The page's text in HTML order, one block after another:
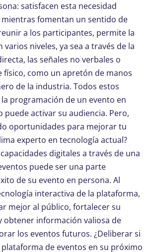
satisfacen esta necesidad
fomentan un sentido de
a los participantes, permite la
niveles, ya sea a través de la
las señales no verbales o
físico, como un apretón de manos
de la industria. Todos estos
programación de un evento en
puede activar su audiencia. Pero,
oportunidades para mejorar tu
experto en tecnología actual?
digitales a través de una
puede ser una parte
de su evento en persona. Al
interactiva de la plataforma,
mejor al público, fortalecer su
obtener información valiosa de
los eventos futuros. ¿Deliberar si
de eventos en su próximo